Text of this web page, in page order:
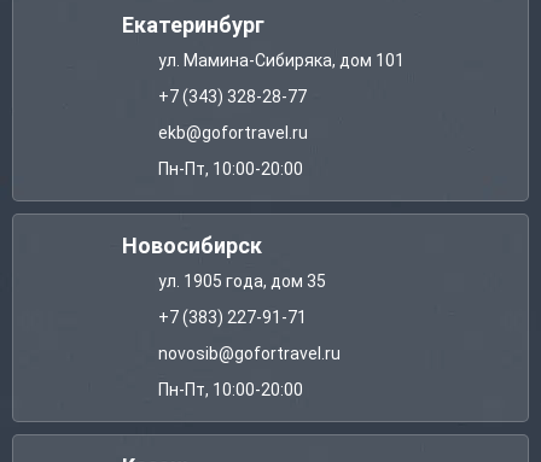
Екатеринбург
ул. Мамина-Сибиряка, дом 101
+7 (343) 328-28-77
ekb@gofortravel.ru
Пн-Пт, 10:00-20:00
Новосибирск
ул. 1905 года, дом 35
+7 (383) 227-91-71
novosib@gofortravel.ru
Пн-Пт, 10:00-20:00